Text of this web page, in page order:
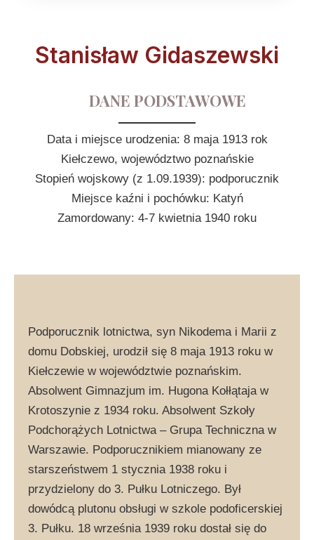
Stanisław Gidaszewski
DANE PODSTAWOWE
Data i miejsce urodzenia: 8 maja 1913 rok
Kiełczewo, województwo poznańskie
Stopień wojskowy (z 1.09.1939): podporucznik
Miejsce kaźni i pochówku: Katyń
Zamordowany: 4-7 kwietnia 1940 roku
Podporucznik lotnictwa, syn Nikodema i Marii z
domu Dobskiej, urodził się 8 maja 1913 roku w
Kiełczewie w województwie poznańskim.
Absolwent Gimnazjum im. Hugona Kołłątaja w
Krotoszynie z 1934 roku. Absolwent Szkoły
Podchorążych Lotnictwa – Grupa Techniczna w
Warszawie. Podporucznikiem mianowany ze
starszeństwem 1 stycznia 1938 roku i
przydzielony do 3. Pułku Lotniczego. Był
dowódcą plutonu obsługi w szkole podoficerskiej
3. Pułku. 18 września 1939 roku dostał się do